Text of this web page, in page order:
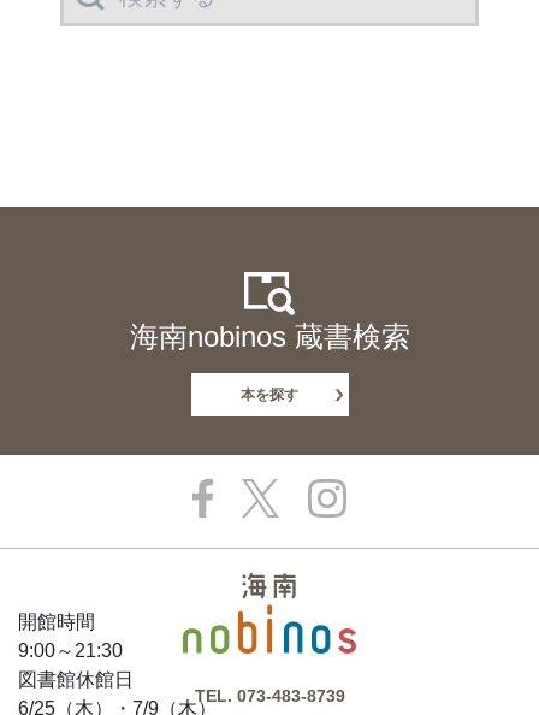
開館時間
9:00～21:30
図書館休館日
6/25（木）・7/9（木）
海南nobinos 蔵書検索
本を探す
TEL. 073-483-8739